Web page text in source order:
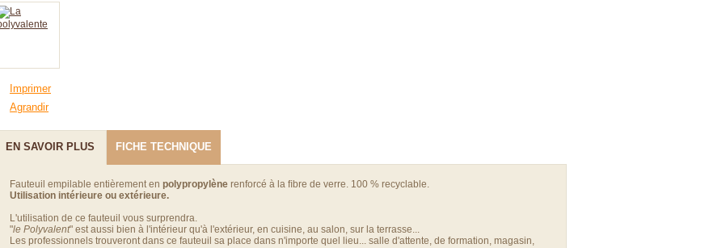
Imprimer
Agrandir
EN SAVOIR PLUS FICHE TECHNIQUE
Fauteuil empilable entièrement en polypropylène renforcé à la ﬁbre de verre. 100 % recyclable.
Utilisation intérieure ou extérieure.
L'utilisation de ce fauteuil vous surprendra.
"le Polyvalent" est aussi bien à l'intérieur qu'à l'extérieur, en cuisine, au salon, sur la terrasse...
Les professionnels trouveront dans ce fauteuil sa place dans n'importe quel lieu... salle d'attente, de formation, magasin,